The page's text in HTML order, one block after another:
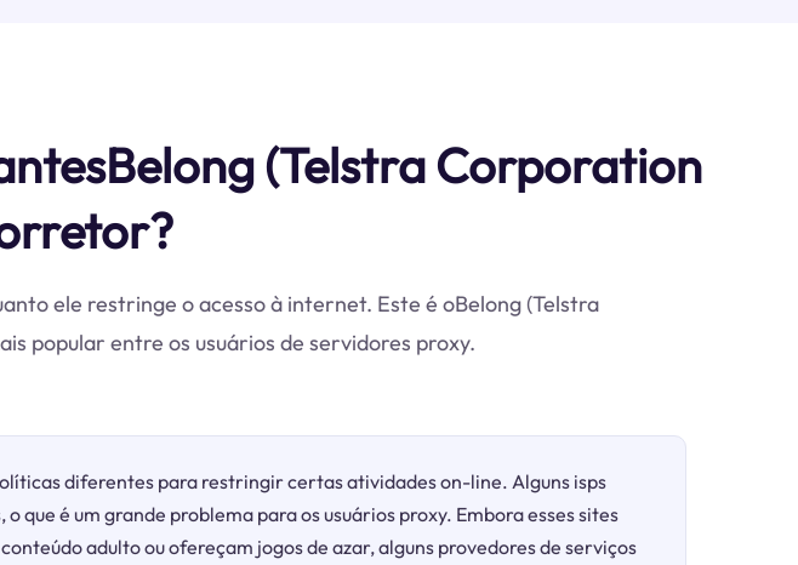
(Telstra Corporation
ele restringe o acesso à internet. Este é oBelong (Telstra
popular entre os usuários de servidores proxy.
diferentes para restringir certas atividades on-line. Alguns isps
que é um grande problema para os usuários proxy. Embora esses sites
adulto ou ofereçam jogos de azar, alguns provedores de serviços